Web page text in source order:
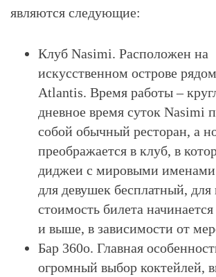
являются следующие:
Клуб Nasimi. Расположен на
искусственном острове
Atlantis. Время работы –
дневное время суток Nasimi
собой обычный ресторан, а
преображается в клуб, в
диджеи с мировыми
для девушек бесплатный, для
стоимость билета
и выше, в зависимости от
Бар 360о. Главная
огромный выбор коктейлей,